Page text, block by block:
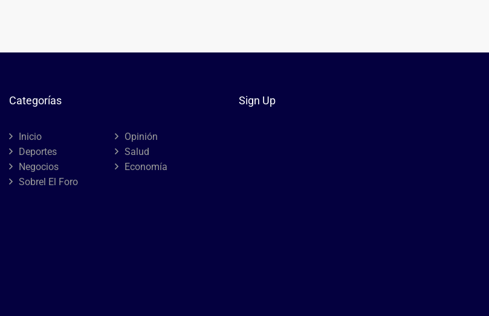
Categorías
Inicio
Opinión
Deportes
Salud
Negocios
Economía
Sobrel El Foro
Sign Up